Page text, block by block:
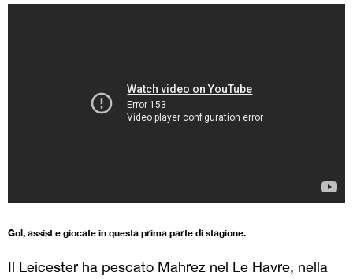
Gol, assist e giocate in questa prima parte di stagione.
Il Leicester ha pescato Mahrez nel Le Havre, nella